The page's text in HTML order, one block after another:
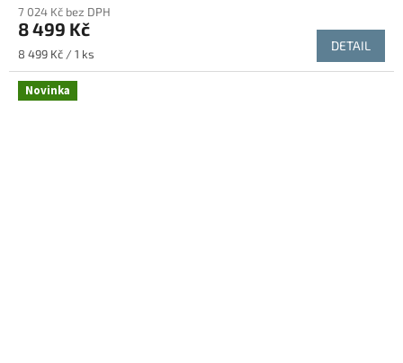
7 024 Kč bez DPH
8 499 Kč
Měrná
cena:
8 499 Kč / 1 ks
DETAIL
Novinka